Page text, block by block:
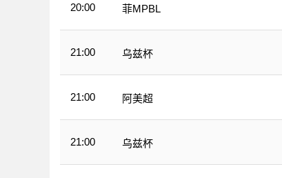
20:00 菲MPBL
21:00 乌兹杯
21:00 阿美超
21:00 乌兹杯